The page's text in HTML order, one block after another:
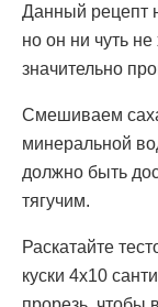
Данный рецепт
но он ни чуть не
значительно
Смешиваем
минеральной
должно быть
тягучим.
Раскатайте
куски 4х10